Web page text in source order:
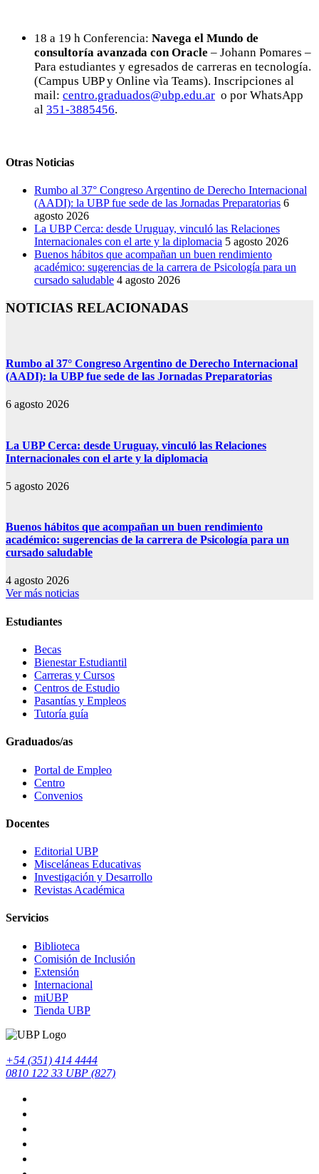
18 a 19 h Conferencia: Navega el Mundo de
consultoría avanzada con Oracle – Johann Pomares –
Para estudiantes y egresados de carreras en tecnología.
(Campus UBP y Online vìa Teams). Inscripciones al
mail: centro.graduados@ubp.edu.ar o por WhatsApp
al 351-3885456.
Otras Noticias
Rumbo al 37° Congreso Argentino de Derecho Internacional
(AADI): la UBP fue sede de las Jornadas Preparatorias 6
agosto 2026
La UBP Cerca: desde Uruguay, vinculó las Relaciones
Internacionales con el arte y la diplomacia 5 agosto 2026
Buenos hábitos que acompañan un buen rendimiento
académico: sugerencias de la carrera de Psicología para un
cursado saludable 4 agosto 2026
NOTICIAS RELACIONADAS
Rumbo al 37° Congreso Argentino de Derecho Internacional
(AADI): la UBP fue sede de las Jornadas Preparatorias
6 agosto 2026
La UBP Cerca: desde Uruguay, vinculó las Relaciones
Internacionales con el arte y la diplomacia
5 agosto 2026
Buenos hábitos que acompañan un buen rendimiento
académico: sugerencias de la carrera de Psicología para un
cursado saludable
4 agosto 2026
Ver más noticias
Estudiantes
Becas
Bienestar Estudiantil
Carreras y Cursos
Centros de Estudio
Pasantías y Empleos
Tutoría guía
Graduados/as
Portal de Empleo
Centro
Convenios
Docentes
Editorial UBP
Misceláneas Educativas
Investigación y Desarrollo
Revistas Académica
Servicios
Biblioteca
Comisión de Inclusión
Extensión
Internacional
miUBP
Tienda UBP
+54 (351) 414 4444
0810 122 33 UBP (827)